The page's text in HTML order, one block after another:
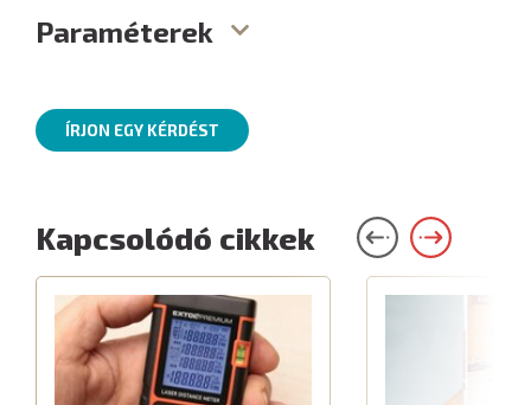
Paraméterek
ÍRJON EGY KÉRDÉST
Kapcsolódó cikkek